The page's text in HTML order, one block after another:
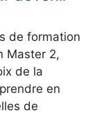
de formation
Master 2,
de la
en
de